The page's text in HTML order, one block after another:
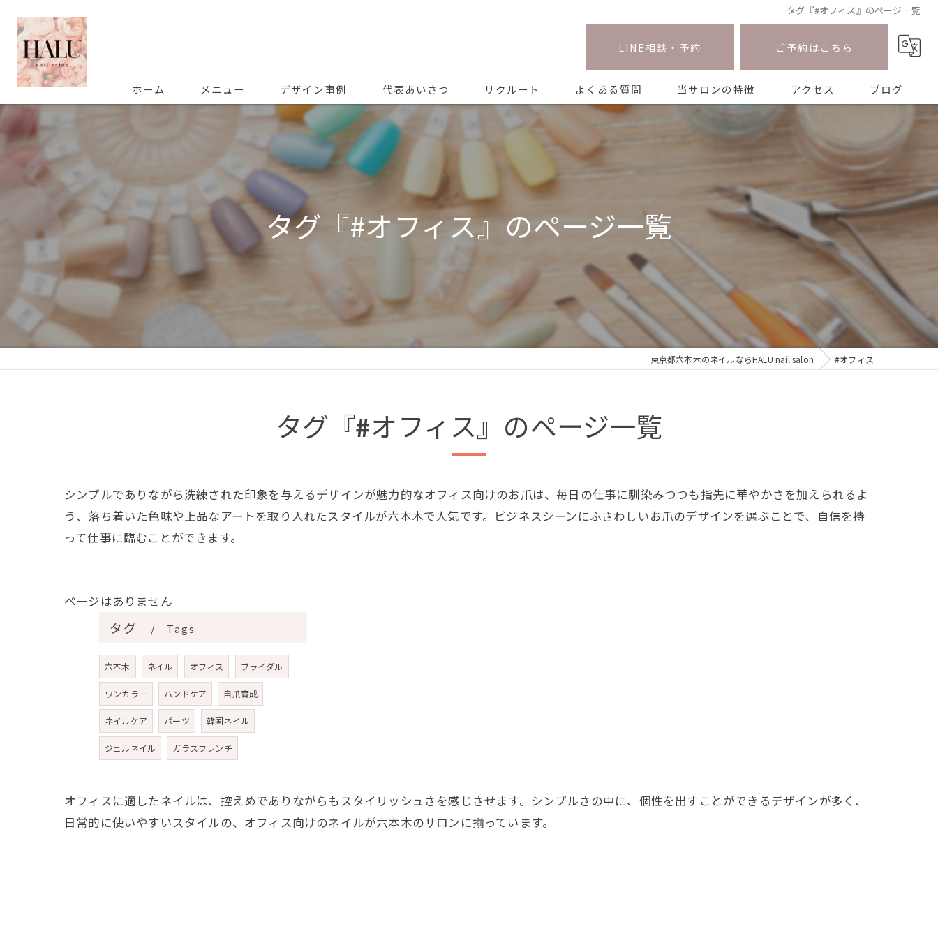
タグ『#オフィス』のページ一覧
LINE相談・予約 ご予約はこちら
ホーム メニュー デザイン事例 代表あいさつ リクルート よくある質問 当サロンの特徴
ニュアンス
持ち込み
アクセス ブログ
タグ『#オフィス』のページ一覧
東京都六本木のネイルならHALU nail salon #オフィス
タグ『#オフィス』のページ一覧
シンプルでありながら洗練された印象を与えるデザインが魅力的なオフィス向けのお爪は、毎日の仕事に馴染みつつも指先に華やかさを加えられるよ
う、落ち着いた色味や上品なアートを取り入れたスタイルが六本木で人気です。ビジネスシーンにふさわしいお爪のデザインを選ぶことで、自信を持
って仕事に臨むことができます。
ページはありません
タグ Tags
六本木 ネイル オフィス ブライダル
ワンカラー ハンドケア 自爪育成
ネイルケア パーツ 韓国ネイル
ジェルネイル ガラスフレンチ
オフィスに適したネイルは、控えめでありながらもスタイリッシュさを感じさせます。シンプルさの中に、個性を出すことができるデザインが多く、
日常的に使いやすいスタイルの、オフィス向けのネイルが六本木のサロンに揃っています。